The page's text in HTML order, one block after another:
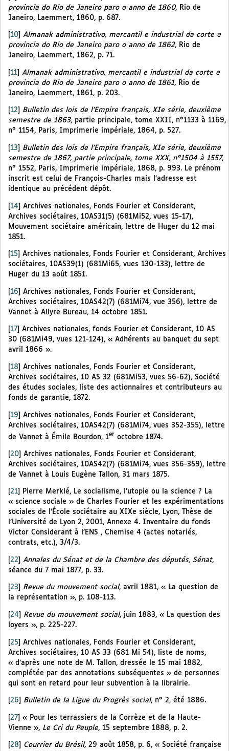
provincia do Rio de Janeiro paro o anno de 1860, Rio de
Janeiro, Laemmert, 1860, p. 687.
10
Almanak administrativo, mercantil e industrial da corte e
provincia do Rio de Janeiro paro o anno de 1862, Rio de
Janeiro, Laemmert, 1862, p. 71.
[11] Almanak administrativo, mercantil e industrial da corte e
provincia do Rio de Janeiro paro o anno de 1861, Rio de
Janeiro, Laemmert, 1861, p. 203.
12
Bulletin des lois de l’Empire français, XIe série, deuxième
semestre de 1863, partie principale, tome XXII, n°1133 à 1169,
n° 1154, Paris, Imprimerie impériale, 1864, p. 527.
13
Bulletin des lois de l’Empire français, XIe série, deuxième
semestre de 1867, partie principale, tome XXX, n°1504 à 1557,
n° 1552, Paris, Imprimerie impériale, 1868, p. 993. Le prénom
inscrit est celui de François-Charles mais l’adresse est
identique au précédent dépôt.
[14] Archives nationales, Fonds Fourier et Considerant,
Archives sociétaires, 10AS31(5) (681Mi52, vues 15-17),
Mouvement sociétaire américain, lettre de Huger du 12 mai
1851.
15
Archives nationales, Fonds Fourier et Considerant, Archives
sociétaires, 10AS39(1) (681Mi65, vues 130-133), lettre de
Huger du 13 août 1851.
[16] Archives nationales, Fonds Fourier et Considerant,
Archives sociétaires, 10AS42(7) (681Mi74, vue 356), lettre de
Vannet à Allyre Bureau, 14 octobre 1851.
17
Archives nationales, fonds Fourier et Considerant, 10 AS
30 (681Mi49, vues 121-124), « Adhérents au banquet du sept
avril 1866 ».
18
Archives nationales, Fonds Fourier et Considerant,
Archives sociétaires, 10 AS 32 (681Mi53, vues 56-62), Société
des études sociales, liste des actionnaires et contributeurs au
fonds de garantie, 1872.
[19] Archives nationales, Fonds Fourier et Considerant,
Archives sociétaires, 10AS42(7) (681Mi74, vues 352-355), lettre
de Vannet à Émile Bourdon, 1er octobre 1874.
[20] Archives nationales, Fonds Fourier et Considerant,
Archives sociétaires, 10AS42(7) (681Mi74, vues 356-359), lettre
de Vannet à Louis Eugène Tallon, 31 mars 1875.
21
Pierre Merklé, Le socialisme, l’utopie ou la science ? La
« science sociale » de Charles Fourier et les expérimentations
sociales de l’École sociétaire au XIXe siècle, Lyon, Thèse de
l’Université de Lyon 2, 2001, Annexe 4. Inventaire du fonds
Victor Considerant à l’ENS , Chemise 4 (actes notariés,
contrats, etc.), 3/4/3.
[22] Annales du Sénat et de la Chambre des députés, Sénat,
séance du 7 mai 1877, p. 33.
23 Revue du mouvement social, avril 1881, « La question de
la représentation », p. 108-113.
24 Revue du mouvement social, juin 1883, « La question des
loyers », p. 225-227.
[25] Archives nationales, Fonds Fourier et Considerant,
Archives sociétaires, 10 AS 33 (681 Mi 54), liste de noms,
« d’après une note de M. Tallon, dressée le 15 mai 1882,
complétée par des annotations subséquentes » de personnes
qui sont en retard pour leur subvention à la librairie.
26 Bulletin de la Ligue du Progrès social, n° 2, été 1886.
[27] « Pour les terrassiers de la Corrèze et de la Haute-
Vienne », Le Cri du Peuple, 15 septembre 1888, p. 2.
28 Courrier du Brésil, 29 août 1858, p. 6, « Société française